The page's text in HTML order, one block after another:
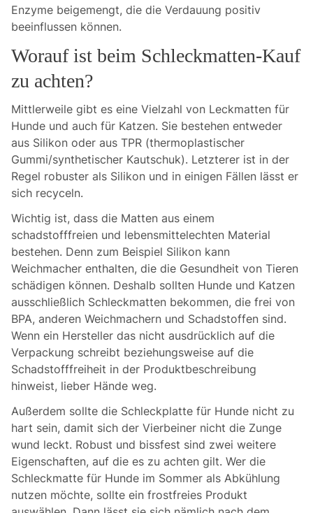
Enzyme beigemengt, die die Verdauung positiv
beeinflussen können.
Worauf ist beim Schleckmatten-Kauf
zu achten?
Mittlerweile gibt es eine Vielzahl von Leckmatten für
Hunde und auch für Katzen. Sie bestehen entweder
aus Silikon oder aus TPR (thermoplastischer
Gummi/synthetischer Kautschuk). Letzterer ist in der
Regel robuster als Silikon und in einigen Fällen lässt er
sich recyceln.
Wichtig ist, dass die Matten aus einem
schadstofffreien und lebensmittelechten Material
bestehen. Denn zum Beispiel Silikon kann
Weichmacher enthalten, die die Gesundheit von Tieren
schädigen können. Deshalb sollten Hunde und Katzen
ausschließlich Schleckmatten bekommen, die frei von
BPA, anderen Weichmachern und Schadstoffen sind.
Wenn ein Hersteller das nicht ausdrücklich auf die
Verpackung schreibt beziehungsweise auf die
Schadstofffreiheit in der Produktbeschreibung
hinweist, lieber Hände weg.
Außerdem sollte die Schleckplatte für Hunde nicht zu
hart sein, damit sich der Vierbeiner nicht die Zunge
wund leckt. Robust und bissfest sind zwei weitere
Eigenschaften, auf die es zu achten gilt. Wer die
Schleckmatte für Hunde im Sommer als Abkühlung
nutzen möchte, sollte ein frostfreies Produkt